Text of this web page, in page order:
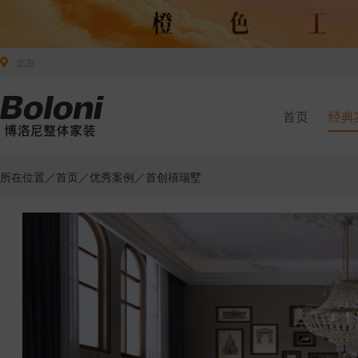
首页 经典
所在位置／首页 ／优秀案例 ／首创禧瑞墅